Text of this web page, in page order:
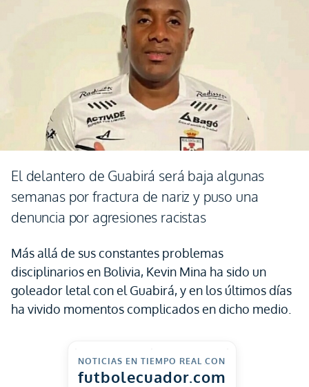
El delantero de Guabirá será baja algunas
semanas por fractura de nariz y puso una
denuncia por agresiones racistas
Más allá de sus constantes problemas
disciplinarios en Bolivia, Kevin Mina ha sido un
goleador letal con el Guabirá, y en los últimos días
ha vivido momentos complicados en dicho medio.
NOTICIAS EN TIEMPO REAL CON
futbolecuador.com